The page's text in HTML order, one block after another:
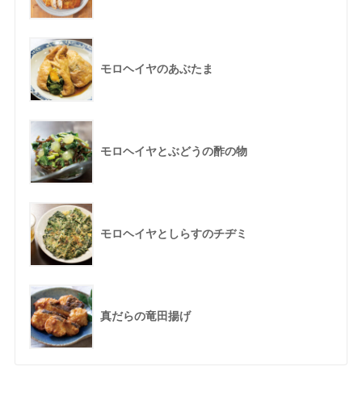
モロヘイヤのあぶたま
モロヘイヤとぶどうの酢の物
モロヘイヤとしらすのチヂミ
真だらの竜田揚げ